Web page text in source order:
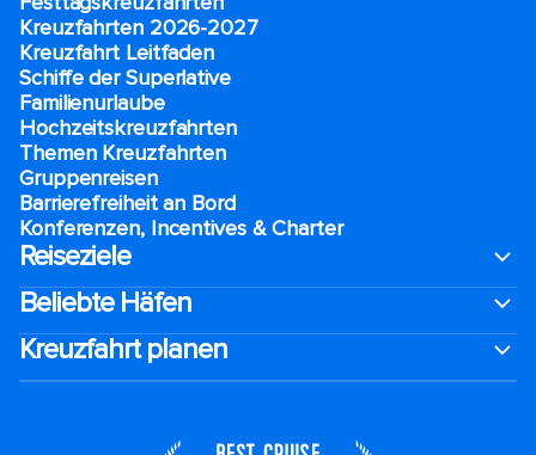
Kreuzfahrten 2026-2027
Kreuzfahrt Leitfaden
Schiffe der Superlative
Familienurlaube​
Hochzeitskreuzfahrten
Themen Kreuzfahrten
Gruppenreisen
Barrierefreiheit an Bord​
Konferenzen, Incentives & Charter
Reiseziele
Beliebte Häfen
Kreuzfahrt planen